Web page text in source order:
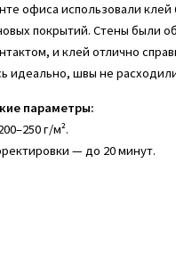
офиса использовали клей
покрытий. Стены были
и клей отлично
идеально, швы не
параметры:
г/м².
— до 20 минут.